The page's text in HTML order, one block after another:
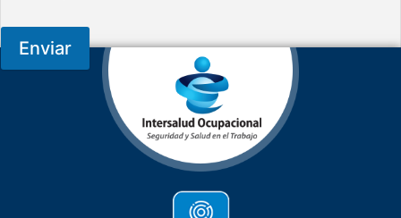
Enviar